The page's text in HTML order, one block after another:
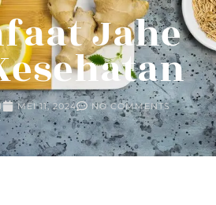
Jahe
MEI 11, 2024 NO COMMENTS